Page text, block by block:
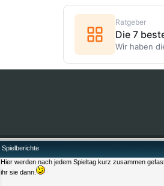
Spielberichte
Hier werden nach jedem Spieltag kurz zusammen
ihr sie dann.
Ratgeber
Die 7
Wir haben